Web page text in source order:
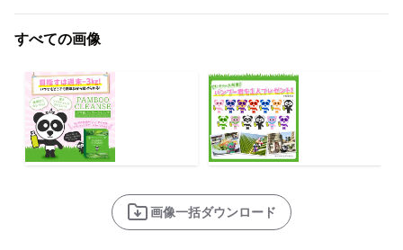
すべての画像
画像一括ダウンロード